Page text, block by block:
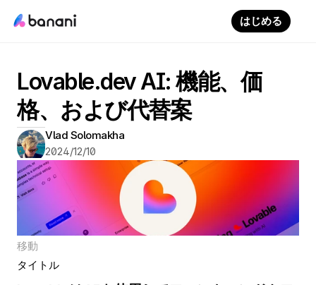
はじめる
Lovable.dev AI: 機能、価
格、および代替案
Vlad Solomakha
2024/12/10
移動
タイトル